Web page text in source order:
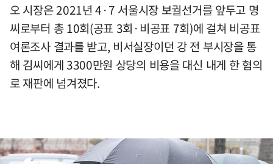
오 시장은 2021년 4·7 서울시장 보궐선거를 앞두고 명
씨로부터 총 10회(공표 3회·비공표 7회)에 걸쳐 비공표
여론조사 결과를 받고, 비서실장이던 강 전 부시장을 통
해 김씨에게 3300만원 상당의 비용을 대신 내게 한 혐의
로 재판에 넘겨졌다.